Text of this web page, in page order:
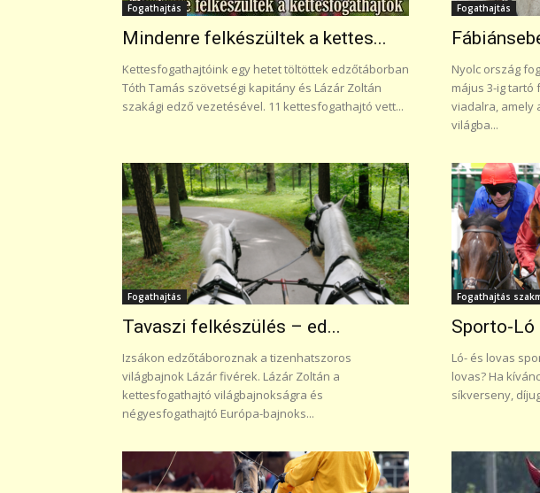
Fogathajtás
Mindenre felkészültek a kettes...
Kettesfogathajtóink egy hetet töltöttek edzőtáborban
Tóth Tamás szövetségi kapitány és Lázár Zoltán
szakági edző vezetésével. 11 kettesfogathajtó vett...
Fogathajtás
Nyolc ország
május 3-ig
viadalra, amely
világba...
Fogathajtás
Tavaszi felkészülés – ed...
Izsákon edzőtáboroznak a tizenhatszoros
világbajnok Lázár fivérek. Lázár Zoltán a
kettesfogathajtó világbajnokságra és
négyesfogathajtó Európa-bajnoks...
Fogathajtás
Sporto-Ló
Ló- és lovas
lovas? Ha
síkverseny,